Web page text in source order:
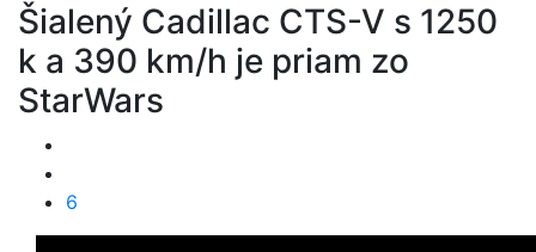
Šialený Cadillac CTS-V s 1250
k a 390 km/h je priam zo
StarWars
6